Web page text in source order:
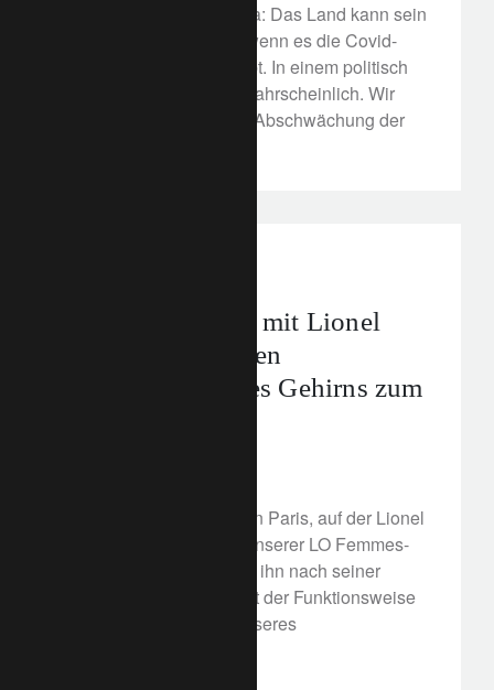
China steckt im Dilemma: Das Land kann sein
BIP-Ziel nur erreichen, wenn es die Covid-
Beschränkungen aufhebt. In einem politisch
heiklen Jahr ist das unwahrscheinlich. Wir
erwarten eine deutliche Abschwächung der
Eine Begegnung mit Lionel
Naccache: von den
Geheimnissen des Gehirns zum
An einer Veranstaltung in Paris, auf der Lionel
Naccache im Rahmen unserer LO Femmes-
Serie sprach, fragten wir ihn nach seiner
wissenschaftlichen Sicht der Funktionsweise
unseres Gehirns und unseres